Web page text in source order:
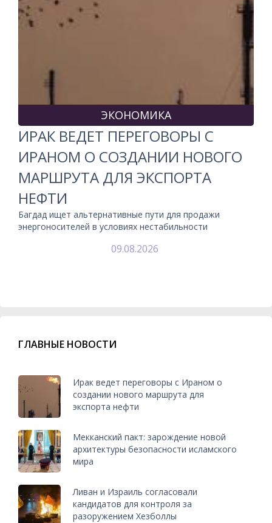
ЭКОНОМИКА
ИРАК ВЕДЕТ ПЕРЕГОВОРЫ С
ИРАНОМ О СОЗДАНИИ НОВОГО
МАРШРУТА ДЛЯ ЭКСПОРТА
НЕФТИ
Багдад ищет альтернативные пути для продажи
энергоносителей в условиях нестабильности
09.08.2026
ГЛАВНЫЕ НОВОСТИ
Ирак ведет переговоры с Ираном о
создании нового маршрута для
экспорта нефти
Мекканский пакт: зарождение новой
архитектуры безопасности исламского
мира
Ливан и Израиль согласовали
кандидатов для контроля за
разоружением Хезболлы